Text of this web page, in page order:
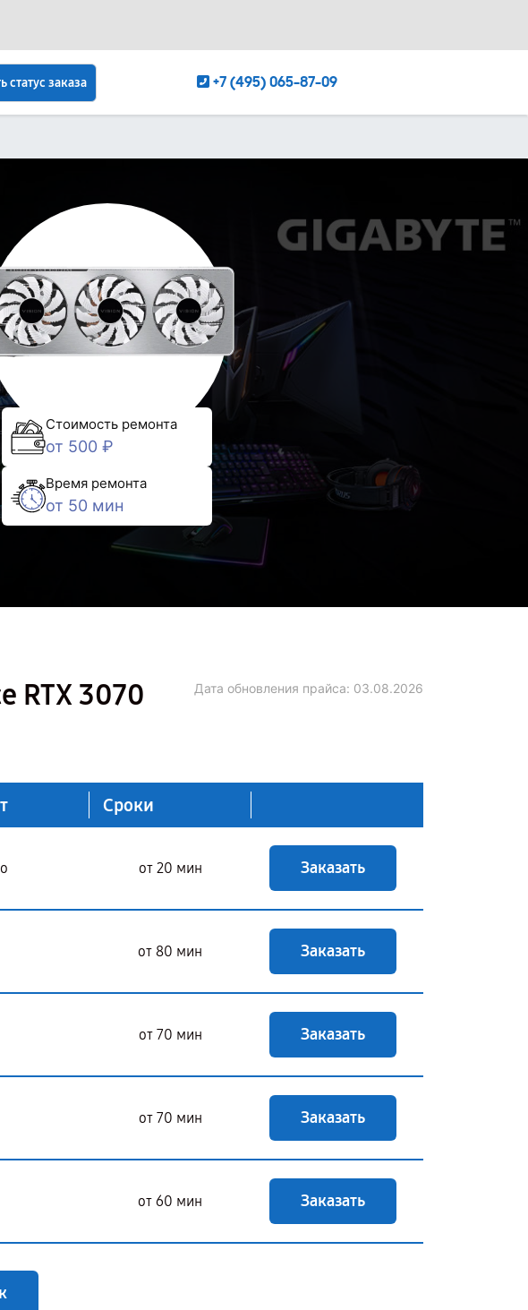
статус заказа +7 (495) 065-87-09
Стоимость ремонта
от 500 ₽
Время ремонта
от 50 мин
RTX 3070
Дата обновления прайса: 03.08.2026
Сроки
от 20 мин Заказать
от 80 мин Заказать
от 70 мин Заказать
от 70 мин Заказать
от 60 мин Заказать